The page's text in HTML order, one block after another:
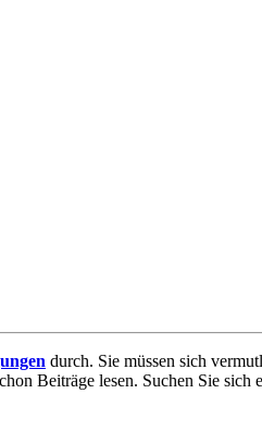
durch. Sie müssen sich
Beiträge lesen. Suchen Sie sich